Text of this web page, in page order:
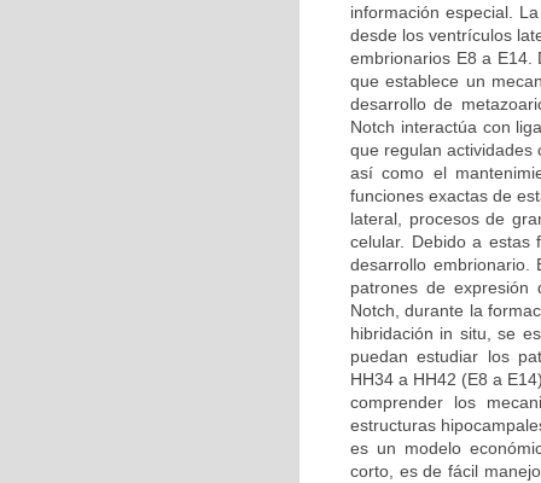
información especial.
desde los ventrículos
embrionarios E8 a E14.
que establece un
desarrollo de
Notch interactúa con
que regulan actividades
así como el
funciones exactas de
lateral, procesos de
celular. Debido a estas
desarrollo embrionario.
patrones de
Notch, durante la
hibridación in situ, se
puedan estudiar los
HH34 a HH42 (E8 a
comprender los
estructuras
es un modelo
corto, es de fácil